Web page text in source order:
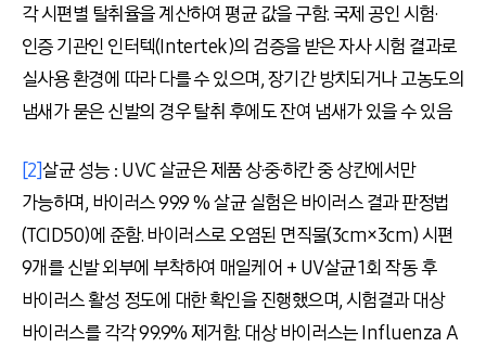
각 시편별 탈취율을 계산하여 평균 값을 구함. 국제 공인 시험·
인증 기관인 인터텍(Intertek)의 검증을 받은 자사 시험 결과로
실사용 환경에 따라 다를 수 있으며, 장기간 방치되거나 고농도의
냄새가 묻은 신발의 경우 탈취 후에도 잔여 냄새가 있을 수 있음
[2]살균 성능 : UVC 살균은 제품 상·중·하칸 중 상칸에서만
가능하며, 바이러스 99.9 % 살균 실험은 바이러스 결과 판정법
(TCID50)에 준함. 바이러스로 오염된 면직물(3cm×3cm) 시편
9개를 신발 외부에 부착하여 매일케어 + UV살균 1회 작동 후
바이러스 활성 정도에 대한 확인을 진행했으며, 시험결과 대상
바이러스를 각각 99.9% 제거함. 대상 바이러스는 Influenza A